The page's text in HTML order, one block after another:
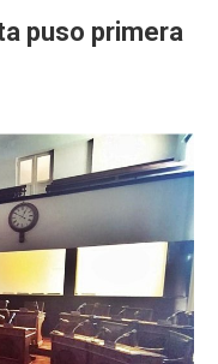
puso primera